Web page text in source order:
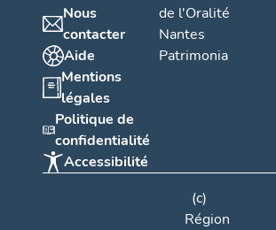
Nous
contacter
Aide
Mentions
légales
Politique de
confidentialité
Accessibilité
de l'Oralité
Nantes
Patrimonia
(c)
Région